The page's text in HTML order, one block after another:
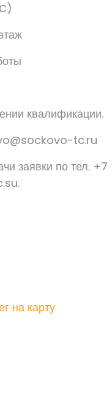
квалификации.
tc.ru
заявки по тел.
на карту